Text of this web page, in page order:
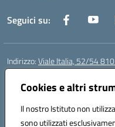
Cookies e altri
Il nostro Istituto non
sono utilizzati
Seguici su:
Indirizzo:Viale Italia, 52/54
Centralino:
Posta elettronica certificata
Codice fiscale: 93081990611
Codice meccanografico: